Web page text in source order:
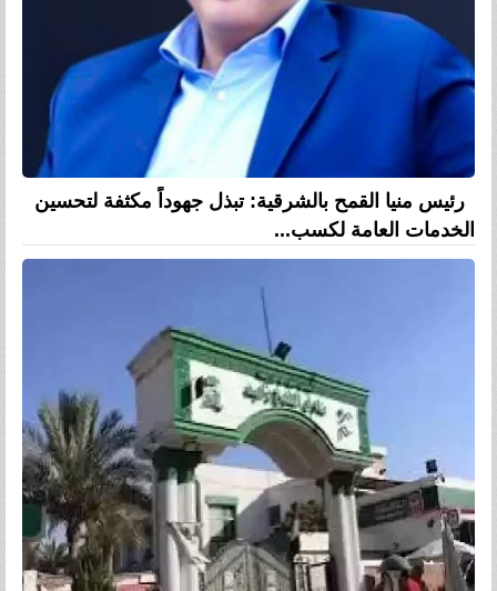
رئيس منيا القمح بالشرقية: تبذل جهوداً مكثفة لتحسين
الخدمات العامة لكسب...